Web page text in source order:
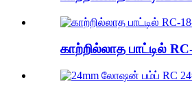
காற்றில்லாத பாட்டில்